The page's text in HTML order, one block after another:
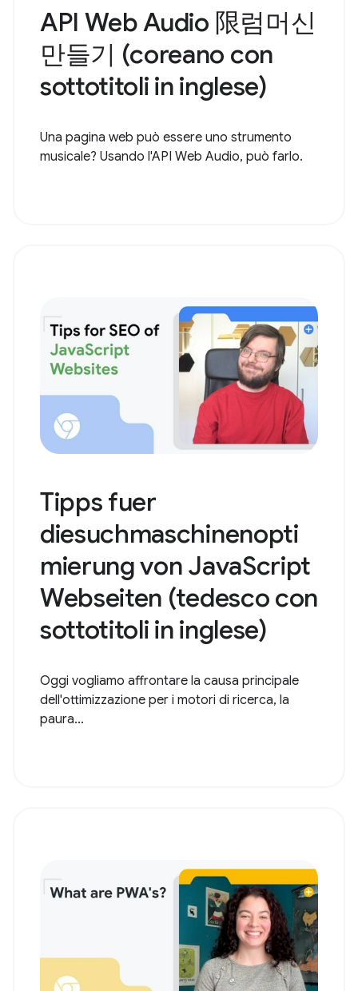
API Web Audio 限럼머신
만들기 (coreano con
sottotitoli in inglese)
Una pagina web può essere uno strumento
musicale? Usando l'API Web Audio, può farlo.
Tipps fuer
diesuchmaschinenopti
mierung von JavaScript
Webseiten (tedesco con
sottotitoli in inglese)
Oggi vogliamo affrontare la causa principale
dell'ottimizzazione per i motori di ricerca, la
paura...